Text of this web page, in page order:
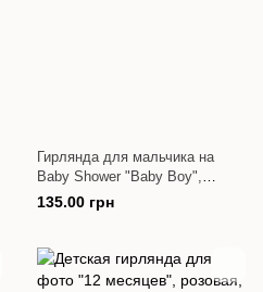
Гирлянда для мальчика на
Baby Shower "Baby Boy",
голубая 15×19 см×3 м
135.00 грн